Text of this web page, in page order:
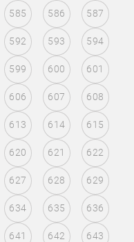
585 586 587
592 593 594
599 600 601
606 607 608
613 614 615
620 621 622
627 628 629
634 635 636
641 642 643